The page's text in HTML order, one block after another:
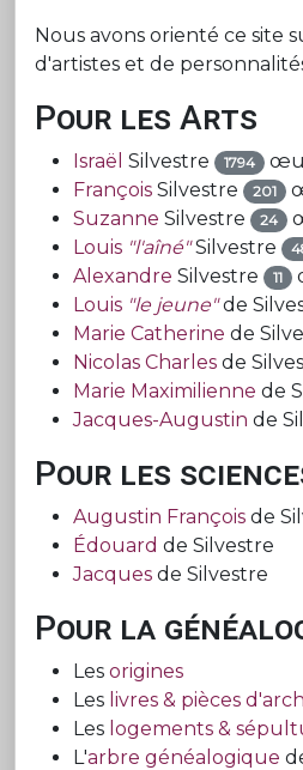
Nous avons orienté ce site
d'artistes et de
Pour les Arts
Israël Silvestre 1794
François Silvestre 201
Suzanne Silvestre 24
Louis "l'aîné"Silvestre
Alexandre Silvestre 11
Louis "le jeune"de
Marie Catherine de
Nicolas Charles de
Marie Maximilienne de
Jacques-Augustin de
Pour les
Augustin François de
Édouard de Silvestre
Jacques de Silvestre
Pour la
Les origines
Les livres & pièces
Les logements &
L'arbre généalogique